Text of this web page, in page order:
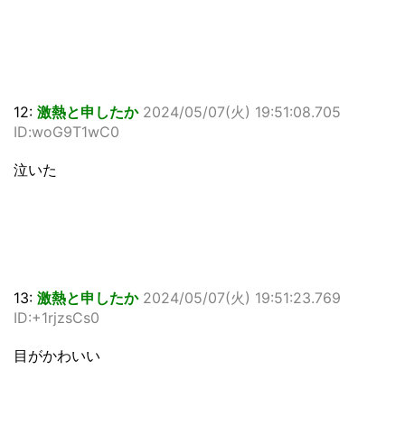
12: 激熱と申したか 2024/05/07(火) 19:51:08.705
ID:woG9T1wC0
泣いた
13: 激熱と申したか 2024/05/07(火) 19:51:23.769
ID:+1rjzsCs0
目がかわいい